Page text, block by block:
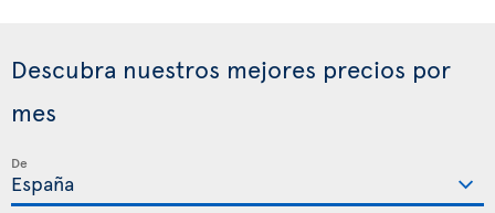
Descubra nuestros mejores precios por
mes
De